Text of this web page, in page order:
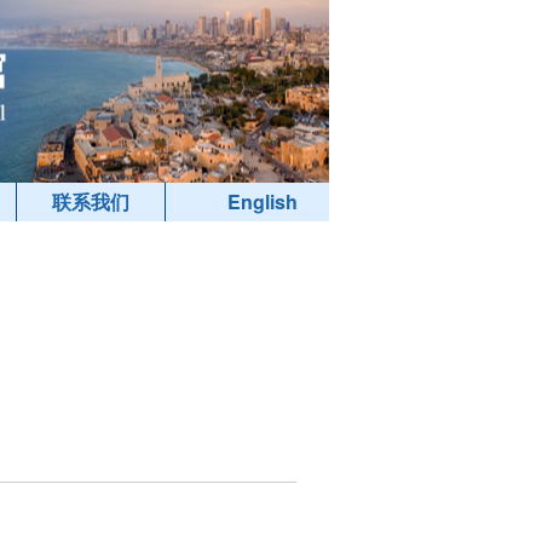
联系我们 English